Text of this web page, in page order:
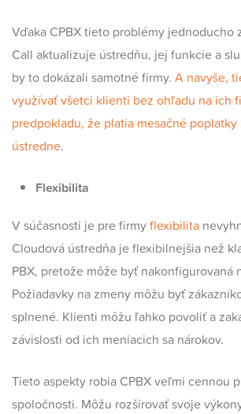
Vďaka CPBX tieto problémy jednoducho
Call aktualizuje ústredňu, jej funkcie a
by to dokázali samotné firmy. A navyše,
využívať všetci klienti bez ohľadu na ich
predpokladu, že platia mesačné poplatky
ústredne.
Flexibilita
V súčasnosti je pre firmyflexibilita
Cloudová ústredňa je flexibilnejšia než
PBX, pretože môže byť nakonfigurovaná
Požiadavky na zmeny môžu byť
splnené. Klienti môžu ľahko povoliť a
závislosti od ich meniacich sa nárokov.
Tieto aspekty robia CPBX veľmi cennou
spoločnosti. Môžu rozširovať svoje